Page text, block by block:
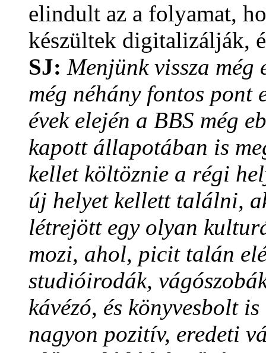
elindult az a folyamat,
készültek digitalizálják,
SJ: Menjünk vissza
még néhány fontos pont
évek elején a BBS még
kapott állapotában is
kellet költöznie a régi
új helyet kellett találni,
létrejött egy olyan
mozi, ahol, picit talán
studióirodák,
kávézó, és könyvesbolt
nagyon pozitív, eredeti